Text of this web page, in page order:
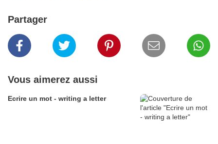
Partager
Vous aimerez aussi
Ecrire un mot - writing a letter